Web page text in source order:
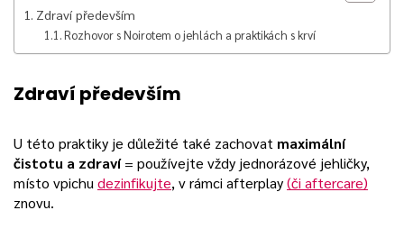
Zdraví především
Rozhovor s Noirotem o jehlách a praktikách s krví
Zdraví především
U této praktiky je důležité také zachovat maximální
čistotu a zdraví= používejte vždy jednorázové jehličky,
místo vpichudezinfikujte, v rámci afterplay(či aftercare)
znovu.